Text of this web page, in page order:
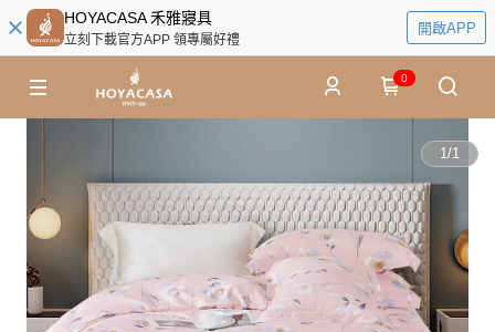
HOYACASA 禾雅寢具
立刻下載官方APP 領專屬好禮
開啟APP
0
1/1